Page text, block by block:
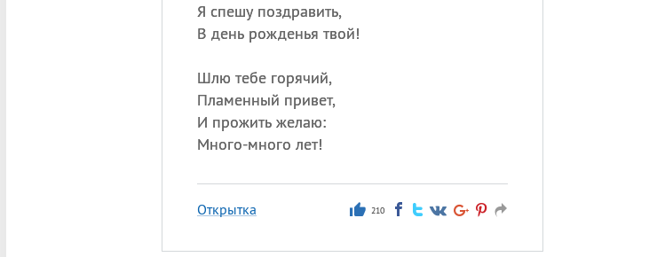
Я спешу поздравить,
В день рожденья твой!
Шлю тебе горячий,
Пламенный привет,
И прожить желаю:
Много-много лет!
Открытка 210